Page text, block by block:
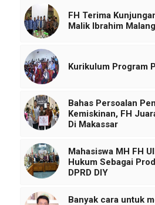
FH Terima
Malik Ibrahim Malang
Kurikulum Program
Bahas Persoalan
Kemiskinan, FH
Di Makassar
Mahasiswa MH FH
Hukum Sebagai
DPRD DIY
Banyak cara untuk